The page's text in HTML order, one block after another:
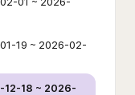
19 ~ 2026-02-
12-18 ~ 2026-